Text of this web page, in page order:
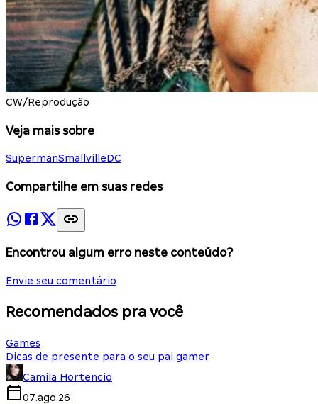
CW/Reprodução
Veja mais sobre
SupermanSmallvilleDC
Compartilhe em suas redes
Encontrou algum erro neste conteúdo?
Envie seu comentário
Recomendados pra você
Games
Dicas de presente para o seu pai gamer
Camila Hortencio
07.ago.26